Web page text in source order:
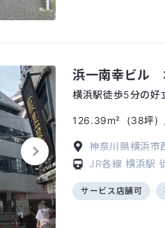
浜一南幸ビル
横浜駅徒歩5分の好
126.39m² (38坪)
神奈川県横浜市
JR各線 横浜駅
サービス店舗可